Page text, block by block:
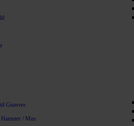
Gnavere
Hamster / Mus